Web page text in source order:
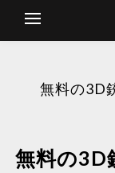
無料の3D
無料の3D